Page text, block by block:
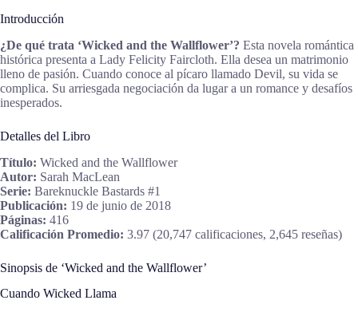
Introducción
¿De qué trata ‘Wicked and the Wallflower’? Esta novela romántica
histórica presenta a Lady Felicity Faircloth. Ella desea un matrimonio
lleno de pasión. Cuando conoce al pícaro llamado Devil, su vida se
complica. Su arriesgada negociación da lugar a un romance y desafíos
inesperados.
Detalles del Libro
Título: Wicked and the Wallflower
Autor: Sarah MacLean
Serie: Bareknuckle Bastards #1
Publicación: 19 de junio de 2018
Páginas: 416
Calificación Promedio: 3.97 (20,747 calificaciones, 2,645 reseñas)
Sinopsis de ‘Wicked and the Wallflower’
Cuando Wicked Llama